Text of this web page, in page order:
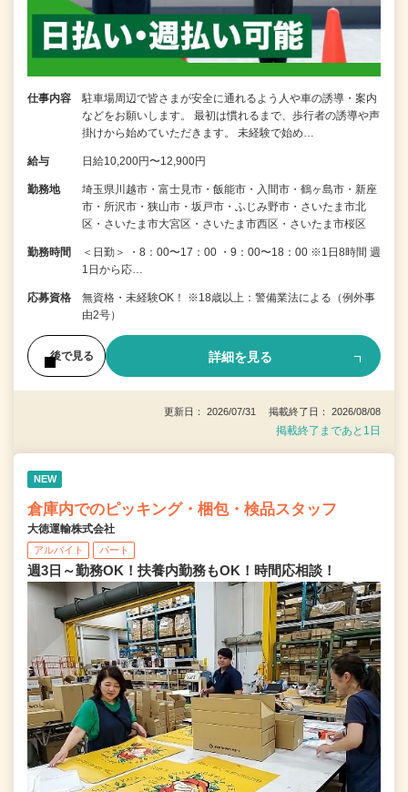
仕事内容
駐車場周辺で皆さまが安全に通れるよう人や車の誘導・案内
などをお願いします。 最初は慣れるまで、歩行者の誘導や声
掛けから始めていただきます。 未経験で始め…
給与 日給10,200円〜12,900円
勤務地
埼玉県川越市・富士見市・飯能市・入間市・鶴ヶ島市・新座
市・所沢市・狭山市・坂戸市・ふじみ野市・さいたま市北
区・さいたま市大宮区・さいたま市西区・さいたま市桜区
勤務時間
＜日勤＞ ・8：00〜17：00 ・9：00〜18：00 ※1日8時間 週
1日から応…
応募資格
無資格・未経験OK！ ※18歳以上：警備業法による（例外事
由2号）
後で見る 詳細を見る
更新日： 2026/07/31 掲載終了日： 2026/08/08
掲載終了まであと1日
NEW
倉庫内でのピッキング・梱包・検品スタッフ
大徳運輸株式会社
アルバイト パート
週3日～勤務OK！扶養内勤務もOK！時間応相談！